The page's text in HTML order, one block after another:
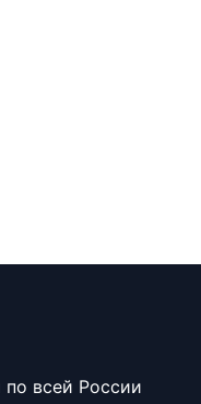
по всей России